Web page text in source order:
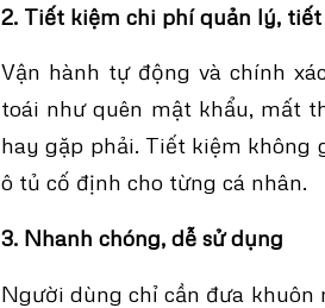
2. Tiết kiệm chi phí quản lý,
Vận hành tự động và chính
toái như quên mật khẩu, mất
hay gặp phải. Tiết kiệm không
ô tủ cố định cho từng cá nhân.
3. Nhanh chóng, dễ sử dụng
Người dùng chỉ cần đưa khuôn